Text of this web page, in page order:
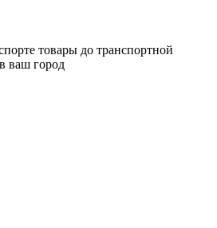
товары до транспортной
ваш город